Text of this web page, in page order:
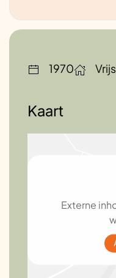
1970
Kaart
Externe